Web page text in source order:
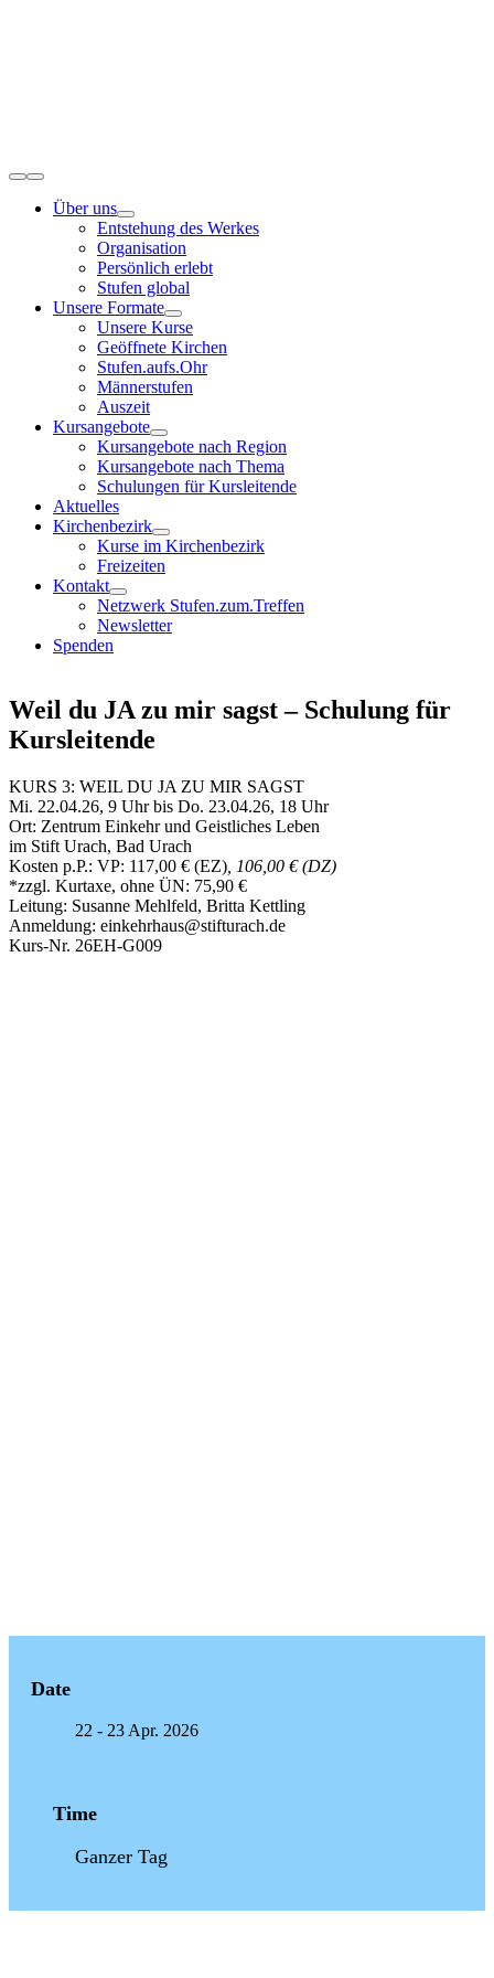
Toggle
NavigationÜber uns
Entstehung des Werkes
Organisation
Persönlich erlebt
Stufen global
Unsere Formate
Unsere Kurse
Geöffnete Kirchen
Stufen.aufs.Ohr
Männerstufen
Auszeit
Kursangebote
Kursangebote nach Region
Kursangebote nach Thema
Schulungen für Kursleitende
Aktuelles
Kirchenbezirk
Kurse im Kirchenbezirk
Freizeiten
Kontakt
Netzwerk Stufen.zum.Treffen
Newsletter
Spenden
Weil du JA zu mir sagst – Schulung für
Kursleitende
KURS 3: WEIL DU JA ZU MIR SAGST
Mi. 22.04.26, 9 Uhr bis Do. 23.04.26, 18 Uhr
Ort: Zentrum Einkehr und Geistliches Leben
im Stift Urach, Bad Urach
Kosten p.P.: VP: 117,00 € (EZ) , 106,00 € (DZ)
*zzgl. Kurtaxe, ohne ÜN: 75,90 €
Leitung: Susanne Mehlfeld, Britta Kettling
Anmeldung: einkehrhaus@stifturach.de
Kurs-Nr. 26EH-G009
Date
22 - 23 Apr. 2026
Time
Ganzer Tag